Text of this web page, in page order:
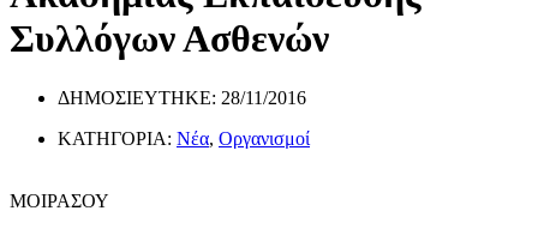
Συλλόγων Ασθενών
ΔΗΜΟΣΙΕΥΤΗΚΕ: 28/11/2016
ΚΑΤΗΓΟΡΙΑ: Νέα, Οργανισμοί
ΜΟΙΡΑΣΟΥ